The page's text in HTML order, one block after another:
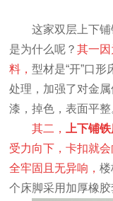
这家双层上下
是为什么呢？其一
料 ，型材是“开”口
处理，加强了对金
漆，掉色，表面平整
其二，
上下铺
受力向下，卡扣就
全牢固且无异响，
个床脚采用加厚橡